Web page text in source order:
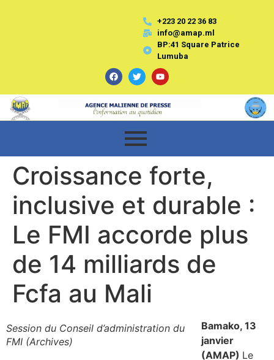
+223 20 22 36 83
info@amap.ml
BP:41 Square Patrice
Lumuba
Croissance forte,
inclusive et durable :
Le FMI accorde plus
de 14 milliards de
Fcfa au Mali
Session du Conseil d’administration du
FMI (Archives)
Bamako, 13
janvier
(AMAP) Le